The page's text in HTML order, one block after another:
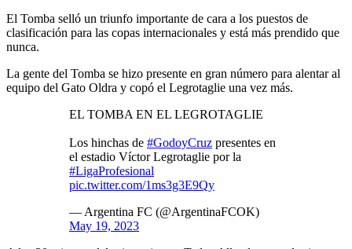
El Tomba selló un triunfo importante de cara a los puestos de
clasificación para las copas internacionales y está más prendido que
nunca.
La gente del Tomba se hizo presente en gran número para alentar al
equipo del Gato Oldra y copó el Legrotaglie una vez más.
EL TOMBA EN EL LEGROTAGLIE
Los hinchas de #GodoyCruz presentes en
el estadio Víctor Legrotaglie por la
#LigaProfesional
pic.twitter.com/1ms3g3E9Qy
— Argentina FC (@ArgentinaFCOK)
May 19, 2023